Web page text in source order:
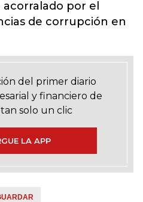
por el
de corrupción en
del primer diario
y financiero de
solo un clic
LA APP